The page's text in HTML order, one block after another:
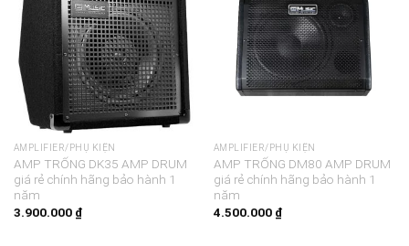
AMPLIFIER/PHỤ KIỆN
AMP TRỐNG DK35 AMP DRUM
giá rẻ chính hãng bảo hành 1
năm
3.900.000 ₫
AMPLIFIER/PHỤ KIỆN
AMP TRỐNG DM80 AMP DRUM
giá rẻ chính hãng bảo hành 1
năm
4.500.000 ₫